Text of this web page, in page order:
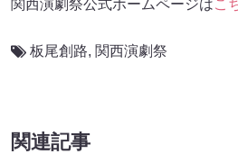
関西演劇祭公式ホームページはこ
板尾創路, 関西演劇祭
関連記事